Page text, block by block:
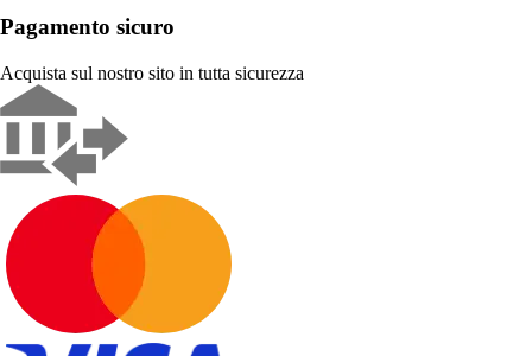
Pagamento sicuro
Acquista sul nostro sito in tutta sicurezza